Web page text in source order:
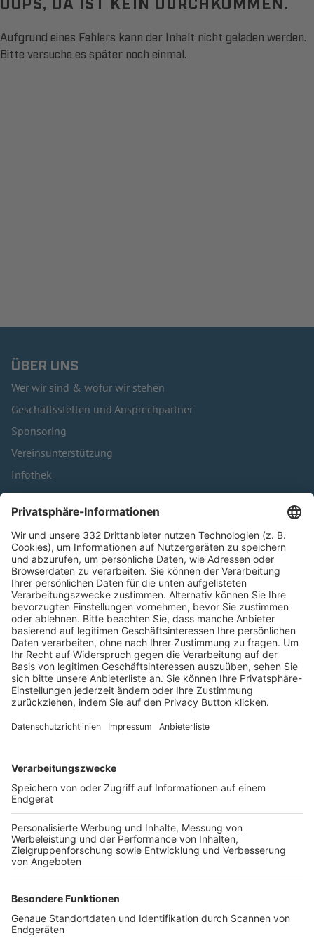
Aufgrund eines Fehlers kann der Inhalt nicht geladen werden.
Bitte versuche es später noch einmal.
ÜBER UNS
Wer wir sind & wofür wir stehen
Geschäftsstellen und Ansprechpartner
Sponsoring
Vereinsunterstützung
Infothek
Kontakt
HÄUFIG BESUCHTE SEITEN
Pässe und Vereinswechsel
Trainerausbildung
Schulungsangebot Vereinsmitarbeiter
BFV-Geschäftsstellen
Trainerbörse
Login SpielPlus
FOLGE DEM BFV
TOP-VEREINE
TOP-PARTNER